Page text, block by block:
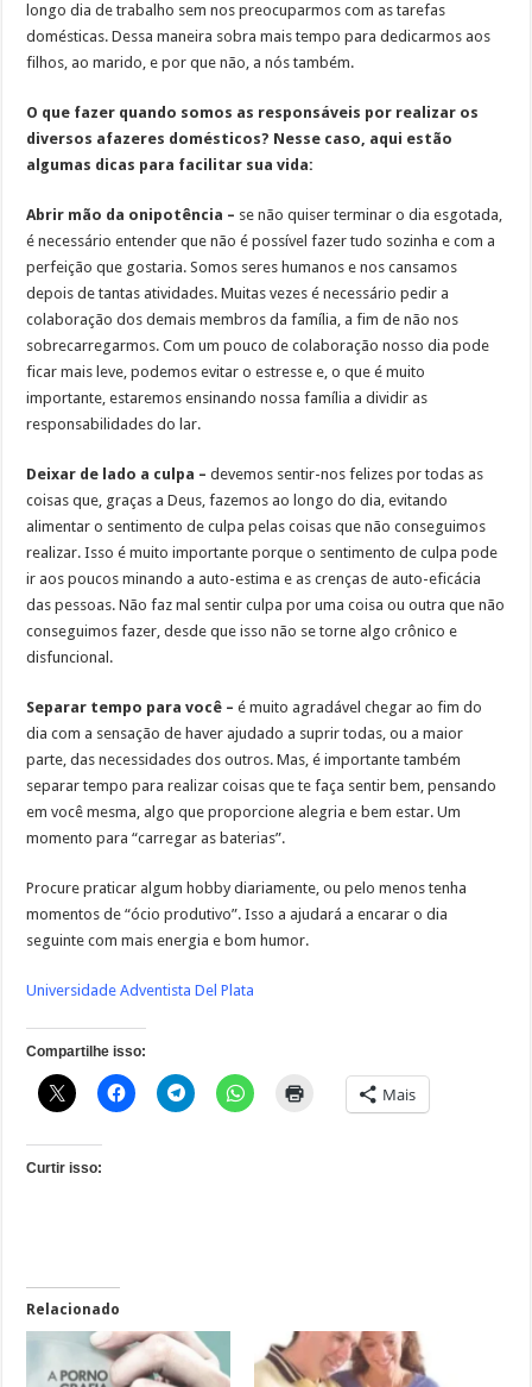
longo dia de trabalho sem nos preocuparmos com as tarefas
domésticas. Dessa maneira sobra mais tempo para dedicarmos aos
filhos, ao marido, e por que não, a nós também.
O que fazer quando somos as responsáveis por realizar os
diversos afazeres domésticos? Nesse caso, aqui estão
algumas dicas para facilitar sua vida:
Abrir mão da onipotência – se não quiser terminar o dia esgotada,
é necessário entender que não é possível fazer tudo sozinha e com a
perfeição que gostaria. Somos seres humanos e nos cansamos
depois de tantas atividades. Muitas vezes é necessário pedir a
colaboração dos demais membros da família, a fim de não nos
sobrecarregarmos. Com um pouco de colaboração nosso dia pode
ficar mais leve, podemos evitar o estresse e, o que é muito
importante, estaremos ensinando nossa família a dividir as
responsabilidades do lar.
Deixar de lado a culpa – devemos sentir-nos felizes por todas as
coisas que, graças a Deus, fazemos ao longo do dia, evitando
alimentar o sentimento de culpa pelas coisas que não conseguimos
realizar. Isso é muito importante porque o sentimento de culpa pode
ir aos poucos minando a auto-estima e as crenças de auto-eficácia
das pessoas. Não faz mal sentir culpa por uma coisa ou outra que não
conseguimos fazer, desde que isso não se torne algo crônico e
disfuncional.
Separar tempo para você – é muito agradável chegar ao fim do
dia com a sensação de haver ajudado a suprir todas, ou a maior
parte, das necessidades dos outros. Mas, é importante também
separar tempo para realizar coisas que te faça sentir bem, pensando
em você mesma, algo que proporcione alegria e bem estar. Um
momento para “carregar as baterias”.
Procure praticar algum hobby diariamente, ou pelo menos tenha
momentos de “ócio produtivo”. Isso a ajudará a encarar o dia
seguinte com mais energia e bom humor.
Universidade Adventista Del Plata
Compartilhe isso:
Mais
Curtir isso:
Relacionado